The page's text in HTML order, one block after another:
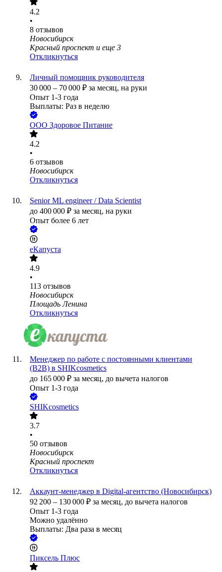
4.2
•
8 отзывов
Новосибирск
Красный проспект и еще 3
Откликнуться
Личный помощник руководителя
30 000 – 70 000 ₽ за месяц, на руки
Опыт 1-3 года
Выплаты: Раз в неделю
ООО Здоровое Питание
4.2
•
6 отзывов
Новосибирск
Откликнуться
Senior ML engineer / Data Scientist
до 400 000 ₽ за месяц, на руки
Опыт более 6 лет
еКапуста
4.9
•
113 отзывов
Новосибирск
Площадь Ленина
Откликнуться
Менеджер по работе с постоянными клиентами
(B2B) в SHIKcosmetics
до 165 000 ₽ за месяц, до вычета налогов
Опыт 1-3 года
SHIKcosmetics
3.7
•
50 отзывов
Новосибирск
Красный проспект
Откликнуться
Аккаунт-менеджер в Digital-агентство (Новосибирск)
92 200 – 130 000 ₽ за месяц, до вычета налогов
Опыт 1-3 года
Можно удалённо
Выплаты: Два раза в месяц
Пиксель Плюс